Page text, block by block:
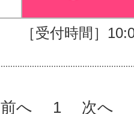
［受付時間］
前へ 1 次へ